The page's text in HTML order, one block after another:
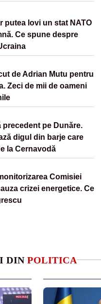
putea lovi un stat NATO
Ce spune despre
de Adrian Mutu pentru
Zeci de mii de oameni
precedent pe Dunăre.
digul din barje care
la Cernavodă
Comisiei
crizei energetice. Ce
DIN POLITICA